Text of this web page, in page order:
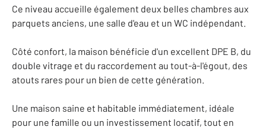
Ce niveau accueille également deux belles chambres aux
parquets anciens, une salle d'eau et un WC indépendant.
Côté confort, la maison bénéficie d'un excellent DPE B, du
double vitrage et du raccordement au tout-à-l'égout, des
atouts rares pour un bien de cette génération.
Une maison saine et habitable immédiatement, idéale
pour une famille ou un investissement locatif, tout en